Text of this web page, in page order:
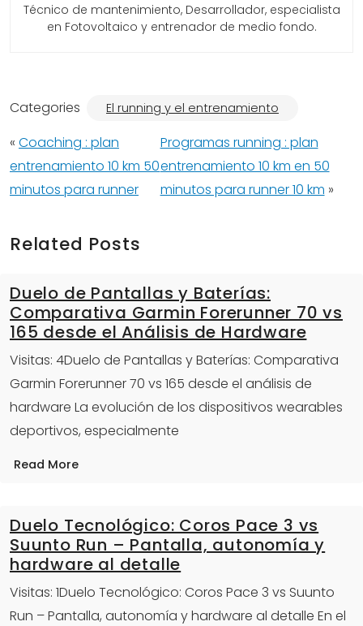
Técnico de mantenimiento, Desarrollador, especialista
en Fotovoltaico y entrenador de medio fondo.
Categories El running y el entrenamiento
« Coaching : plan
entrenamiento 10 km 50
minutos para runner
Programas running : plan
entrenamiento 10 km en 50
minutos para runner 10 km »
Related Posts
Duelo de Pantallas y Baterías:
Comparativa Garmin Forerunner 70 vs
165 desde el Análisis de Hardware
Visitas: 4Duelo de Pantallas y Baterías: Comparativa
Garmin Forerunner 70 vs 165 desde el análisis de
hardware La evolución de los dispositivos wearables
deportivos, especialmente
Read More
Duelo Tecnológico: Coros Pace 3 vs
Suunto Run – Pantalla, autonomía y
hardware al detalle
Visitas: 1Duelo Tecnológico: Coros Pace 3 vs Suunto
Run – Pantalla, autonomía y hardware al detalle En el